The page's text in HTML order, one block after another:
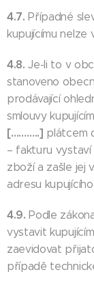
4.7.Případné
kupujícímu nelze
4.8.Je-li to v
stanoveno
prodávající
smlouvy
[………..] plátcem
– fakturu vystaví
zboží a zašle jej
adresu kupujícího.
4.9.Podle
vystavit
zaevidovat
případě